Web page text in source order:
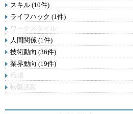
スキル (10件)
ライフハック (1件)
ワークスタイル
人間関係 (1件)
技術動向 (36件)
業界動向 (19件)
職場
転職活動